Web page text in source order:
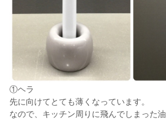
①ヘラ
先に向けてとても薄くなっています。
なので、キッチン周りに飛んでしまった